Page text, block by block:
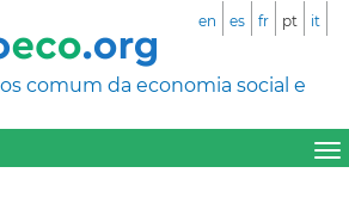
comum da economia social e
en es fr pt it